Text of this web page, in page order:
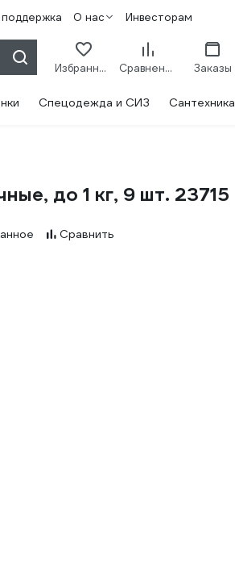
О нас Инвесторам
Избранное Сравнение Заказы
Спецодежда и СИЗ Сантехника
до 1 кг, 9 шт. 23715
Сравнить